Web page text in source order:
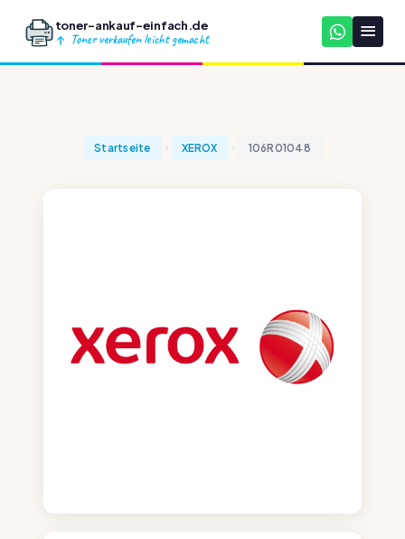
toner-ankauf-einfach.de
Toner verkaufen leicht gemacht
Startseite XEROX 106R01048